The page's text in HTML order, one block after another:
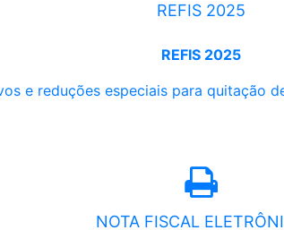
REFIS 2025
REFIS 2025
e reduções especiais para quitação
NOTA FISCAL